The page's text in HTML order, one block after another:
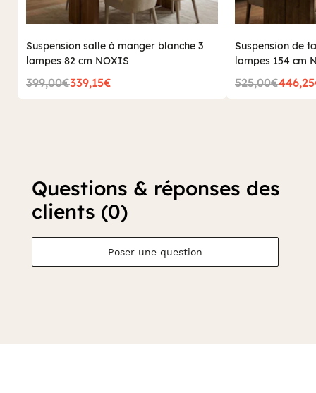
Suspension salle à manger blanche 3
lampes 82 cm NOXIS
399,00€339,15€
Suspension de
lampes 154 cm
525,00€
Questions & réponses des
clients (0)
Poser une question